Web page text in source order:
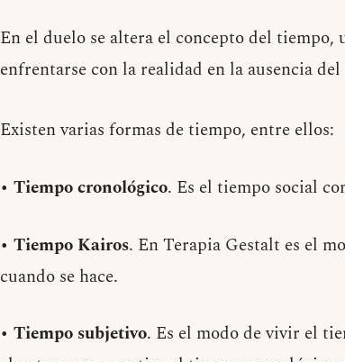
En el duelo se altera el concepto del
enfrentarse con la realidad en la ausencia
Existen varias formas de tiempo, entre ellos:
• Tiempo cronológico. Es el tiempo social
• Tiempo Kairos. En Terapia Gestalt es el
cuando se hace.
• Tiempo subjetivo. Es el modo de vivir el